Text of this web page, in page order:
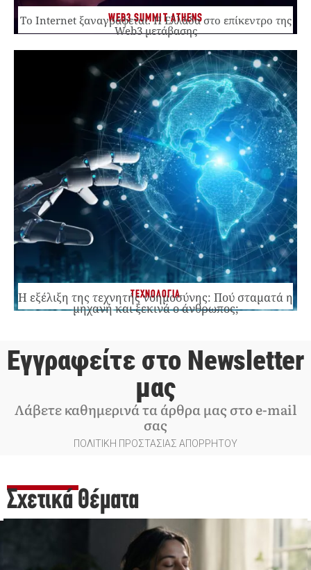
WEB3 SUMMIT ATHENS
Το Internet ξαναγράφεται. Η Ελλάδα στο επίκεντρο της
Web3 μετάβασης
ΤΕΧΝΟΛΟΓΙΑ
Η εξέλιξη της τεχνητής νοημοσύνης: Πού σταματά η
μηχανή και ξεκινά ο άνθρωπος;
Εγγραφείτε στο Newsletter
μας
Λάβετε καθημερινά τα άρθρα μας στο e-mail
σας
ΠΟΛΙΤΙΚΗ ΠΡΟΣΤΑΣΙΑΣ ΑΠΟΡΡΗΤΟΥ
Σχετικά Θέματα